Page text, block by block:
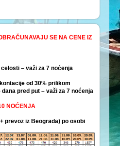
SE NA CENE IZ
– važi za 7 noćenja
od 30% prilikom
pred put – važi za 7 noćenja
NOĆENJA
prevoz iz Beograda) po osobi